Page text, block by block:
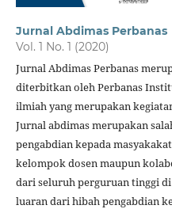
Jurnal Abdimas Perbanas
Vol. 1 No. 1 (2020)
Jurnal Abdimas Perbanas
diterbitkan oleh Perbanas
ilmiah yang merupakan
Jurnal abdimas merupakan
pengabdian kepada
kelompok dosen maupun
dari seluruh perguruan tinggi
luaran dari hibah pengabdian